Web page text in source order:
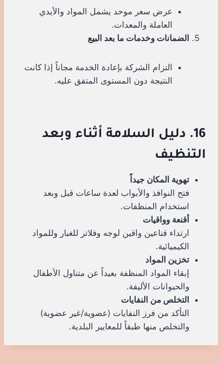
عرض سعر موحد يشمل المواد والأيدي
العاملة والمعدات.
الضمانات وخدمات ما بعد البيع
التزام الشركة بإعادة الخدمة مجاناً إذا كانت
النتيجة دون المستوى المتفق عليه.
16. دليل السلامة أثناء وبعد
التنظيف
تهوية المكان جيداً
فتح النوافذ والأبواب لعدة ساعات قبل وبعد
استخدام المنظفات.
أقنعة وواقيات
ارتداء قناعين واقين لوجه وفلاتر للغبار وللمواد
الكيميائية.
تخزين المواد
إبقاء المواد المنظفة بعيداً عن متناول الأطفال
والحيوانات الأليفة.
التخلص من النفايات
التأكد من فرز النفايات (عضوية/غير عضوية)
والتخلص منها طبقاً للمعايير البلدية.